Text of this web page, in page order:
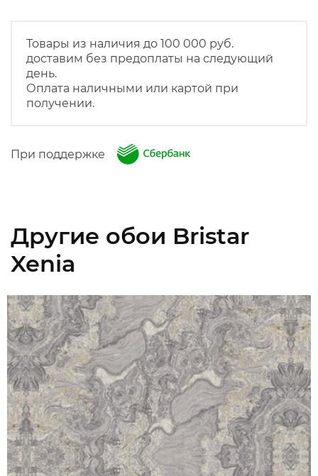
Товары из наличия до 100 000 руб.
доставим без предоплаты на следующий
день.
Оплата наличными или картой при
получении.
При поддержке
Другие обои Bristar
Xenia